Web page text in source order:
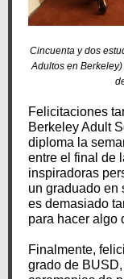
Cincuenta y dos
Adultos en
Felicitaciones
Berkeley Adult
diploma la
entre el final de
inspiradoras
un graduado en
es demasiado
para hacer algo
Finalmente,
grado de